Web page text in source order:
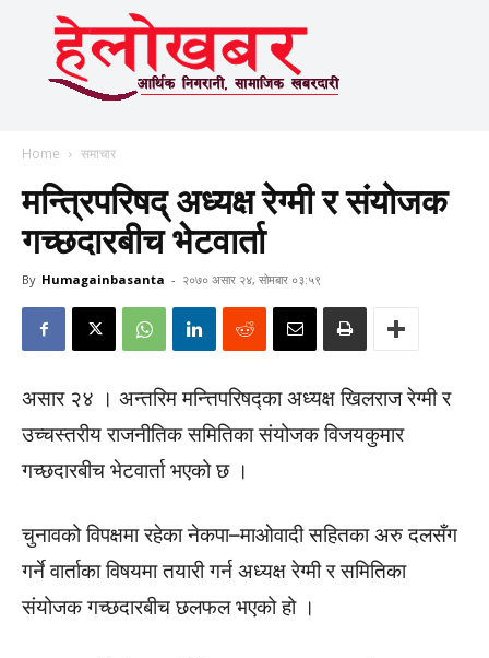
Home समाचार
मन्त्रिपरिषद् अध्यक्ष रेग्मी र संयोजक
गच्छदारबीच भेटवार्ता
By Humagainbasanta - २०७० असार २४, सोमबार ०३:५९
असार २४ । अन्तरिम मन्त्तिपरिषद्का अध्यक्ष खिलराज रेग्मी र
उच्चस्तरीय राजनीतिक समितिका संयोजक विजयकुमार
गच्छदारबीच भेटवार्ता भएको छ ।
चुनावको विपक्षमा रहेका नेकपा–माओवादी सहितका अरु दलसँग
गर्ने वार्ताका विषयमा तयारी गर्न अध्यक्ष रेग्मी र समितिका
संयोजक गच्छदारबीच छलफल भएको हो ।